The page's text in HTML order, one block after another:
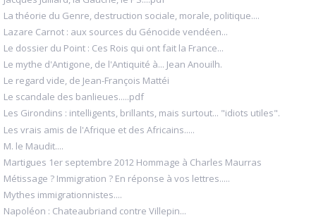
La théorie du Genre, destruction sociale, morale, politique....
Lazare Carnot : aux sources du Génocide vendéen...
Le dossier du Point : Ces Rois qui ont fait la France...
Le mythe d'Antigone, de l'Antiquité à... Jean Anouilh.
Le regard vide, de Jean-François Mattéi
Le scandale des banlieues.....pdf
Les Girondins : intelligents, brillants, mais surtout... "idiots utiles".
Les vrais amis de l'Afrique et des Africains.....
M. le Maudit....
Martigues 1er septembre 2012 Hommage à Charles Maurras
Métissage ? Immigration ? En réponse à vos lettres.....
Mythes immigrationnistes....
Napoléon : Chateaubriand contre Villepin...